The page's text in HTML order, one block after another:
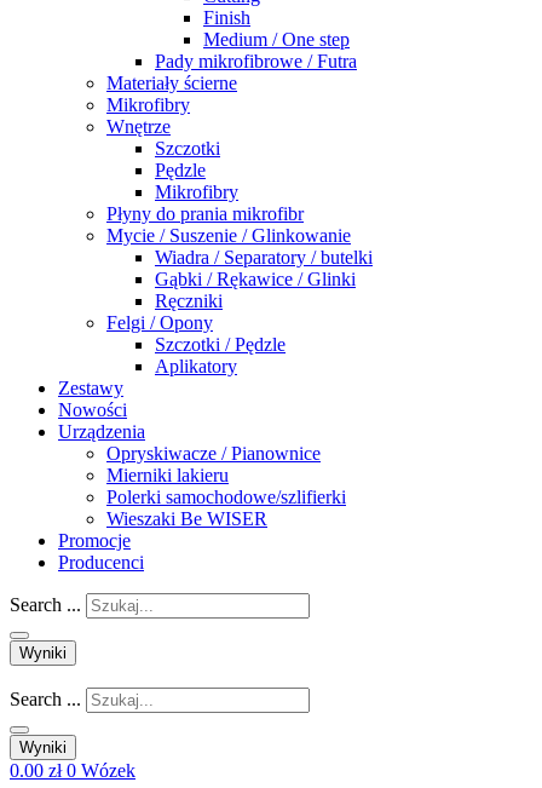
Finish
Medium / One step
Pady mikrofibrowe / Futra
Materiały ścierne
Mikrofibry
Wnętrze
Szczotki
Pędzle
Mikrofibry
Płyny do prania mikrofibr
Mycie / Suszenie / Glinkowanie
Wiadra / Separatory / butelki
Gąbki / Rękawice / Glinki
Ręczniki
Felgi / Opony
Szczotki / Pędzle
Aplikatory
Zestawy
Nowości
Urządzenia
Opryskiwacze / Pianownice
Mierniki lakieru
Polerki samochodowe/szlifierki
Wieszaki Be WISER
Promocje
Producenci
Search ...
Wyniki
Search ...
Wyniki
0.00 zł 0 Wózek